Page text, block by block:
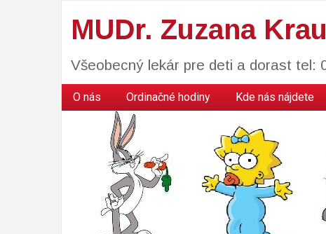
MUDr. Zuzana
Všeobecný lekár pre deti a dorast tel:
O nás Ordinačné hodiny Kde nás nájdete